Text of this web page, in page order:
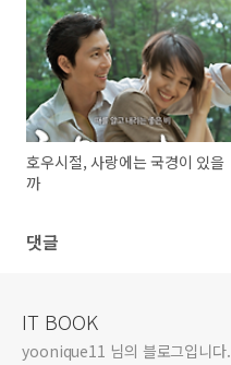
호우시절, 사랑에는 국경이 있을
까
댓글
IT BOOK
yoonique11 님의 블로그입니다.